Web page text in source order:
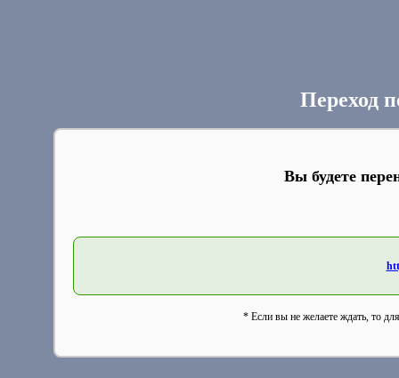
Переход
Вы будете
* Если вы не желаете ждать, то